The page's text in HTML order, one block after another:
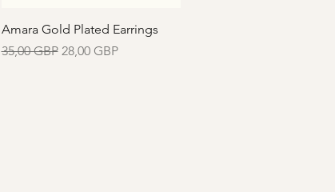
Vista rápida
Amara Gold Plated Earrings
Precio
35,00 GBP Precio de oferta
28,00 GBP